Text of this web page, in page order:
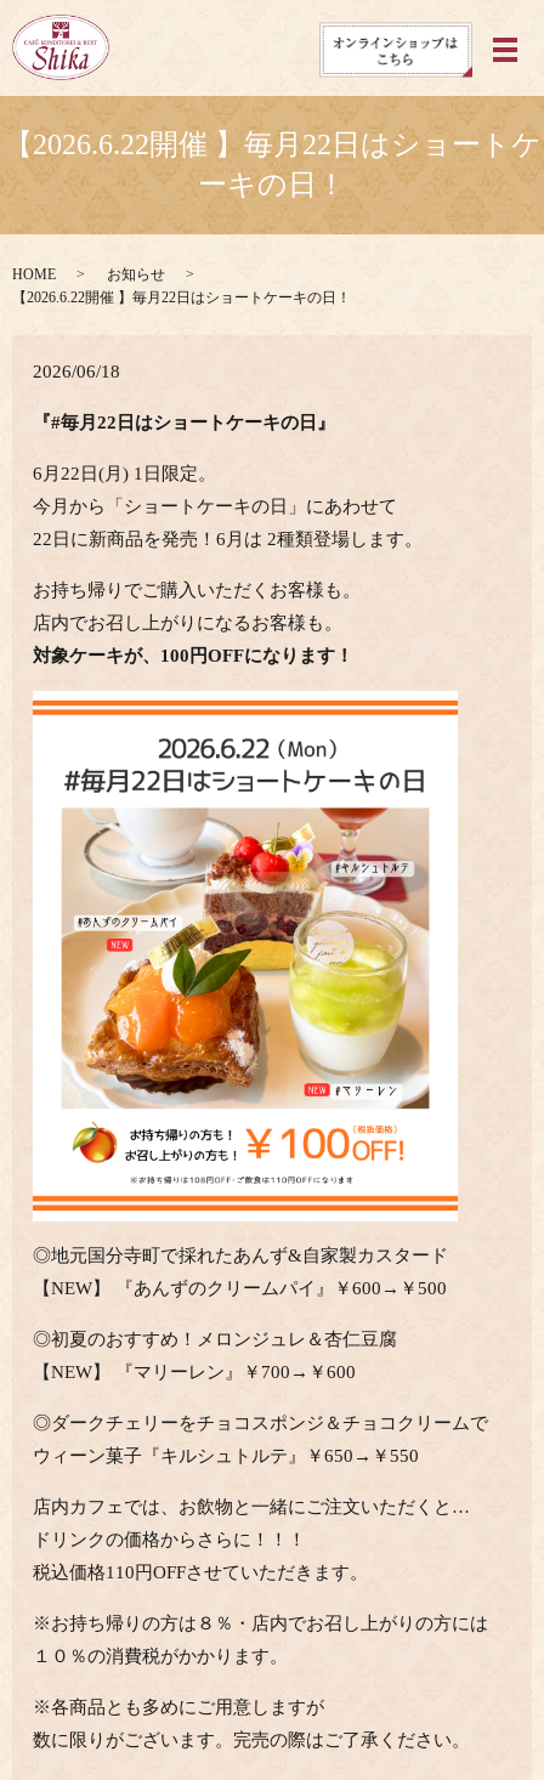
メ
【2026.6.22開催 】毎月22日はショートケ
ーキの日！
HOME
お知らせ
【2026.6.22開催 】毎月22日はショートケーキの日！
2026/06/18
『#毎月22日はショートケーキの日』
6月22日(月) 1日限定。
今月から「ショートケーキの日」にあわせて
22日に新商品を発売！6月は 2種類登場します。
お持ち帰りでご購入いただくお客様も。
店内でお召し上がりになるお客様も。
対象ケーキが、100円OFFになります！
◎地元国分寺町で採れたあんず&自家製カスタード
【NEW】 『あんずのクリームパイ』￥600→￥500
◎初夏のおすすめ！メロンジュレ＆杏仁豆腐
【NEW】 『マリーレン』￥700→￥600
◎ダークチェリーをチョコスポンジ＆チョコクリームで
ウィーン菓子『キルシュトルテ』￥650→￥550
店内カフェでは、お飲物と一緒にご注文いただくと…
ドリンクの価格からさらに！！！
税込価格110円OFFさせていただきます。
※お持ち帰りの方は８％・店内でお召し上がりの方には
１０％の消費税がかかります。
※各商品とも多めにご用意しますが
数に限りがございます。完売の際はご了承ください。